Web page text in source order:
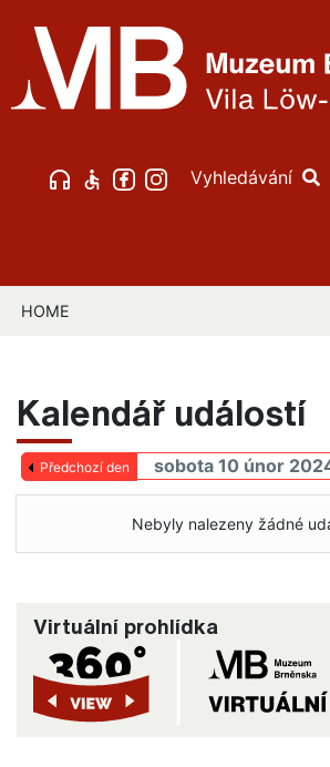
Vyhledávání
HOME
Kalendář událostí
Předchozí den sobota 10 únor
Nebyly nalezeny žádné
Virtuální prohlídka